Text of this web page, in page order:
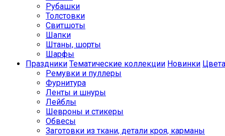
Рубашки
Толстовки
Свитшоты
Шапки
Штаны, шорты
Шарфы
Праздники Тематические коллекции Новинки Цвета
Ремувки и пуллеры
Фурнитура
Ленты и шнуры
Лейблы
Шевроны и стикеры
Обвесы
Заготовки из ткани, детали кроя, карманы